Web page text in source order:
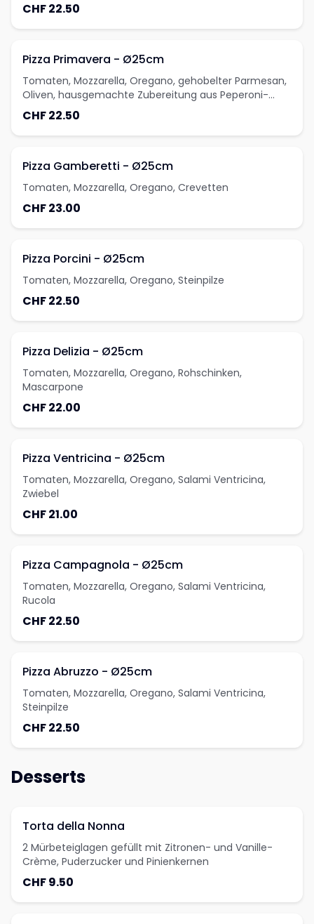
CHF 22.50
Pizza Primavera - Ø25cm
Tomaten, Mozzarella, Oregano, gehobelter Parmesan,
Oliven, hausgemachte Zubereitung aus Peperoni-
Zucchetti
CHF 22.50
Pizza Gamberetti - Ø25cm
Tomaten, Mozzarella, Oregano, Crevetten
CHF 23.00
Pizza Porcini - Ø25cm
Tomaten, Mozzarella, Oregano, Steinpilze
CHF 22.50
Pizza Delizia - Ø25cm
Tomaten, Mozzarella, Oregano, Rohschinken,
Mascarpone
CHF 22.00
Pizza Ventricina - Ø25cm
Tomaten, Mozzarella, Oregano, Salami Ventricina,
Zwiebel
CHF 21.00
Pizza Campagnola - Ø25cm
Tomaten, Mozzarella, Oregano, Salami Ventricina,
Rucola
CHF 22.50
Pizza Abruzzo - Ø25cm
Tomaten, Mozzarella, Oregano, Salami Ventricina,
Steinpilze
CHF 22.50
Desserts
Torta della Nonna
2 Mürbeteiglagen gefüllt mit Zitronen- und Vanille-
Crème, Puderzucker und Pinienkernen
CHF 9.50